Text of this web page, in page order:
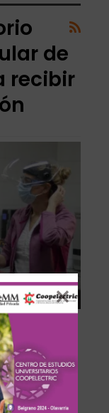
de
recibir
Biología
a
región